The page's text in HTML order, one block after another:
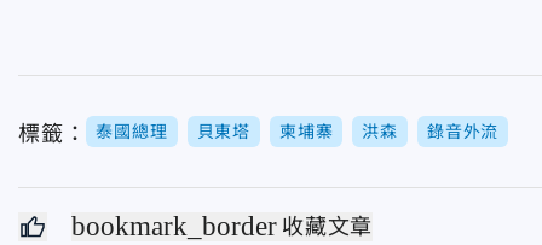
標籤： 泰國總理 貝東塔 柬埔寨 洪森 錄音外流
bookmark_border 收藏文章